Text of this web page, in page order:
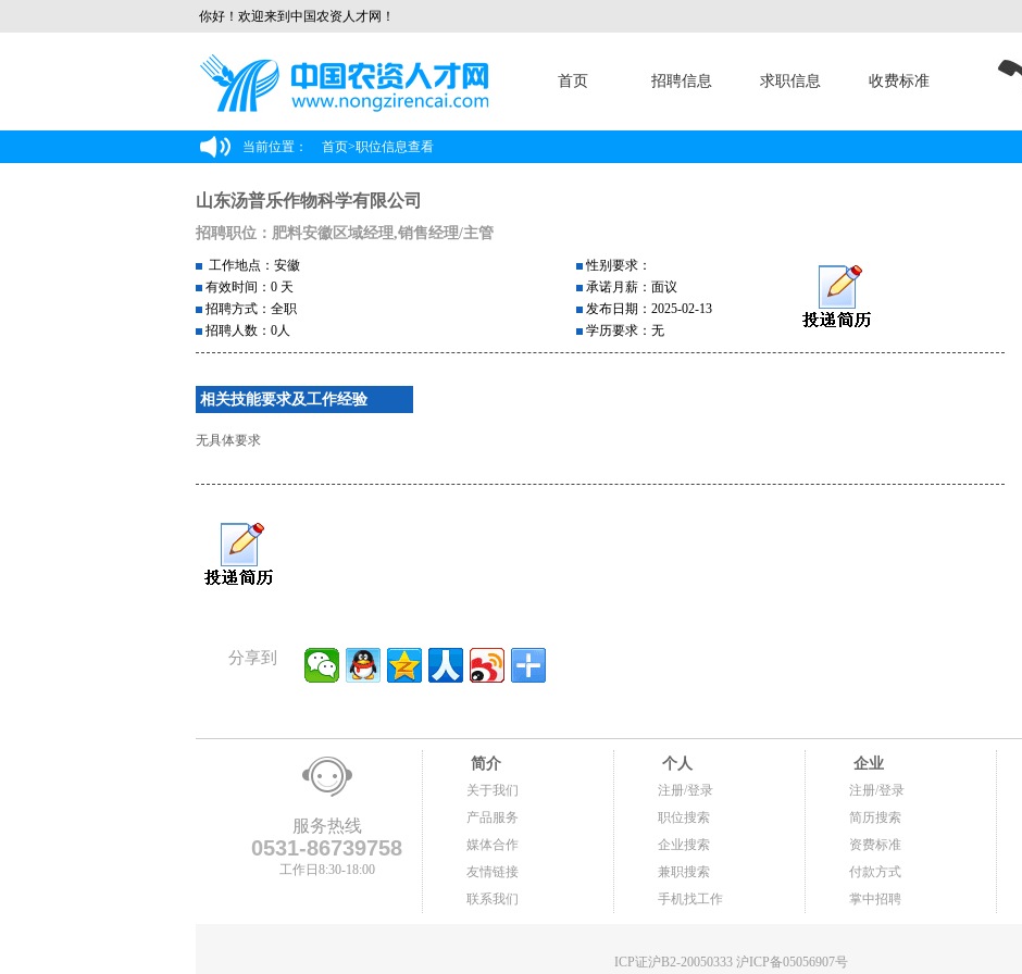
你好！欢迎来到中国农资人才网！
首页 招聘信息 求职信息 收费标准
当前位置： 首页>职位信息查看
山东汤普乐作物科学有限公司
招聘职位：肥料安徽区域经理,销售经理/主管
工作地点：安徽
有效时间：0 天
招聘方式：全职
招聘人数：0人
性别要求：
承诺月薪：面议
发布日期：2025-02-13
学历要求：无
相关技能要求及工作经验
无具体要求
分享到
服务热线
0531-86739758
工作日8:30-18:00
简介
关于我们
产品服务
媒体合作
友情链接
联系我们
个人
注册/登录
职位搜索
企业搜索
兼职搜索
手机找工作
企业
注册/登录
简历搜索
资费标准
付款方式
掌中招聘
ICP证沪B2-20050333 沪ICP备05056907号